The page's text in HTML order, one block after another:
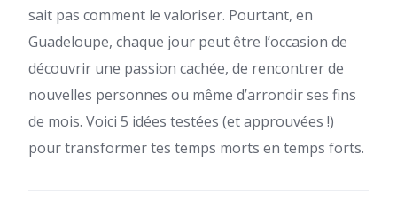
sait pas comment le valoriser. Pourtant, en
Guadeloupe, chaque jour peut être l’occasion de
découvrir une passion cachée, de rencontrer de
nouvelles personnes ou même d’arrondir ses fins
de mois. Voici 5 idées testées (et approuvées !)
pour transformer tes temps morts en temps forts.